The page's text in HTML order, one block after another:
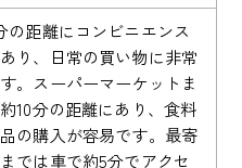
の距離にコンビニエンス
り、日常の買い物に非常
。スーパーマーケットま
10分の距離にあり、食料
の購入が容易です。最寄
では車で約5分でアクセ